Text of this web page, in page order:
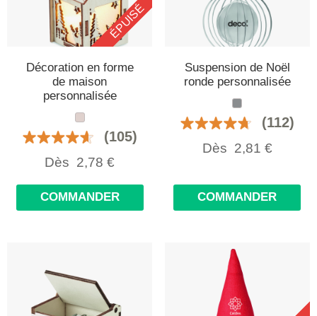
ÉPUISÉ
Décoration en forme
de maison
personnalisée
(105)
Dès 2,78 €
COMMANDER
Suspension de Noël
ronde personnalisée
(112)
Dès 2,81 €
COMMANDER